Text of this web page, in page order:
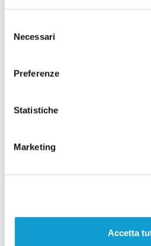
delNecessari
Preferenze
Statistiche
Marketing
Accetta